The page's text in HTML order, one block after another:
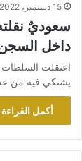
15 ديسمبر، 2022
سعوديٌ
داخل
اعتقلت السلطات
يشتكي فيه من
أكمل